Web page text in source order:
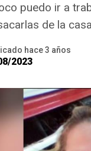
puedo ir a
de la
hace 3 años
2023